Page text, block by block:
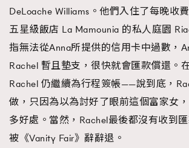
DeLoache Williams。他們入住了每晚收
五星級飯店 La Mamounia 的私人庭園
指無法從Anna所提供的信用卡中過數，
Rachel 暫且墊支，很快就會匯款償還。
Rachel 仍繼續為行程簽帳——說到底，
做，只因為以為討好了眼前這個富家女
多好處。當然，Rachel最後都沒有收到
被《Vanity Fair》辭辭退。